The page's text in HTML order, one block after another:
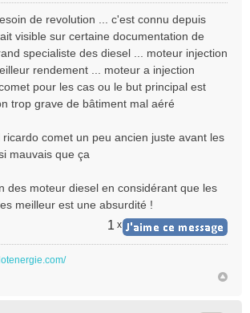
de revolution ... c'est connu depuis
visible sur certaine documentation de
specialiste des diesel ... moteur injection
rendement ... moteur a injection
pour les cas ou le but principal est
trop grave de bâtiment mal aéré
comet un peu ancien juste avant les
mauvais que ça
des moteur diesel en considérant que les
meilleur est une absurdité !
1 x